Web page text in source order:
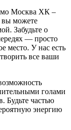
Москва ХК –
вы можете
Забудьте о
— просто
место. У нас есть
все ваши
голами
Будьте частью
энергию